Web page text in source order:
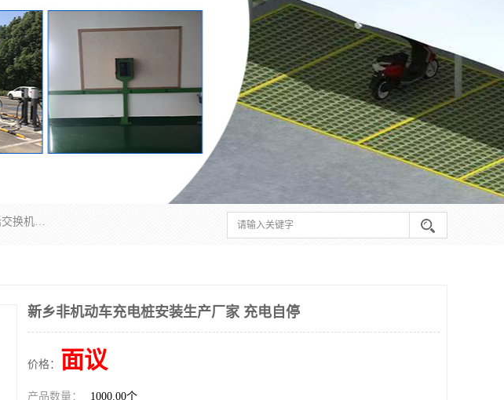
苏州迈凯隆系统集成科技有限公司电话: 联系人:马杰森 销售安装视频监控、报警系统、电话交换机、门禁考勤、巡更系统、呼叫对讲系统、停车场道闸、智能家居、广播系统、综合布线、办公设备、电子商务软件、网络工程、酒店门锁系列 系统集成、VOD视频点播、LED显示屏、节能产品、USP电源、收银机等弱电及智能化项目。
新乡非机动车充电桩安装生产厂家 充电自停
价格： 面议
产品数量： 1000.00个